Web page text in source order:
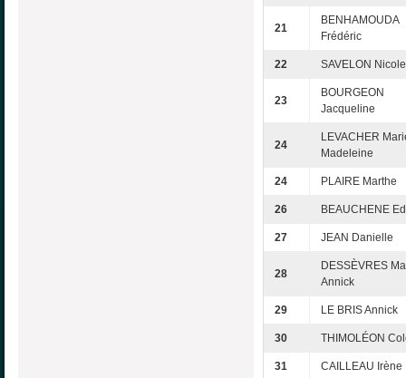
21
BENHAMOUDA
Frédéric
22 SAVELON Nicole
23
BOURGEON
Jacqueline
24
LEVACHER
Madeleine
24 PLAIRE Marthe
26 BEAUCHENE
27 JEAN Danielle
28
DESSÈVRES
Annick
29 LE BRIS Annick
30 THIMOLÉON
31 CAILLEAU Irène